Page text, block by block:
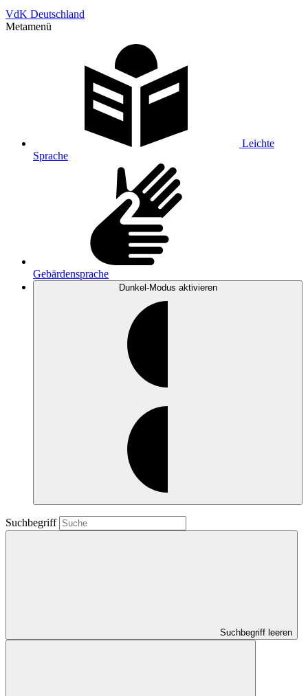
VdK Deutschland
Metamenü
Leichte
Sprache
Gebärdensprache
Dunkel-Modus aktivieren
Suchbegriff
Suchbegriff leeren